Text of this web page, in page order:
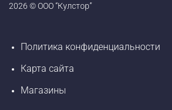
2026 © ООО “Кулстор”
Политика конфиденциальности
Карта сайта
Магазины